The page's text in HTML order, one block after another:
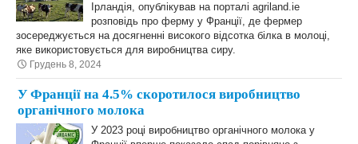
Ірландія, опублікував на порталі agriland.ie
розповідь про ферму у Франції, де фермер
зосереджується на досягненні високого відсотка білка в молоці,
яке використовується для виробництва сиру.
Грудень 8, 2024
У Франції на 4.5% скоротилося виробництво
органічного молока
У 2023 році виробництво органічного молока у